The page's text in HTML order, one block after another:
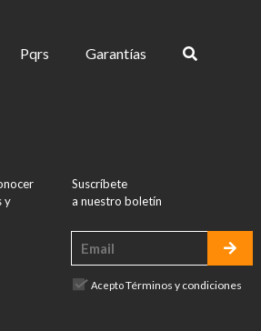
Pqrs Garantías
y
Suscríbete
a nuestro boletín
AceptoTérminos y condiciones